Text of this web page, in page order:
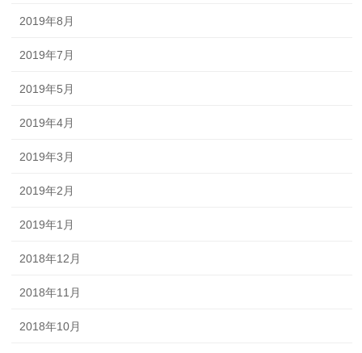
2019年8月
2019年7月
2019年5月
2019年4月
2019年3月
2019年2月
2019年1月
2018年12月
2018年11月
2018年10月